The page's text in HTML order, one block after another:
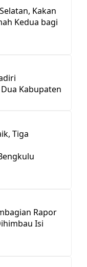
Kakan
Kedua bagi
Kabupaten
Tiga
Rapor
Isi